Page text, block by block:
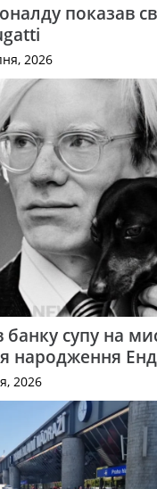
показав
2026
супу на
народження
2026